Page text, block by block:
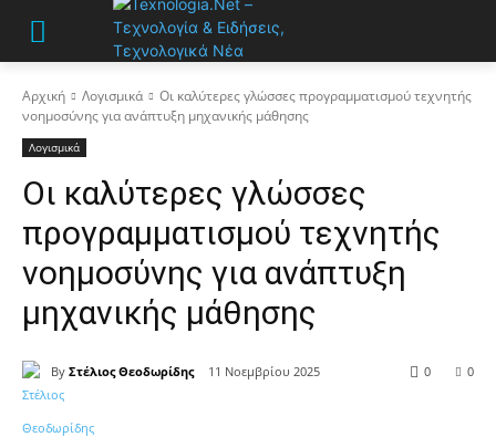
Αρχική Λογισμικά
Οι καλύτερες γλώσσες προγραμματισμού τεχνητής
νοημοσύνης για ανάπτυξη μηχανικής μάθησης
Λογισμικά
Οι καλύτερες γλώσσες
προγραμματισμού τεχνητής
νοημοσύνης για ανάπτυξη
μηχανικής μάθησης
By Στέλιος Θεοδωρίδης 11 Νοεμβρίου 2025 0
0